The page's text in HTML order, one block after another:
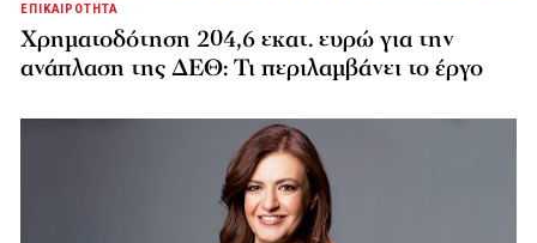
ΕΠΙΚΑΙΡΟΤΗΤΑ
Χρηματοδότηση 204,6 εκατ. ευρώ για την
ανάπλαση της ΔΕΘ: Τι περιλαμβάνει το έργο